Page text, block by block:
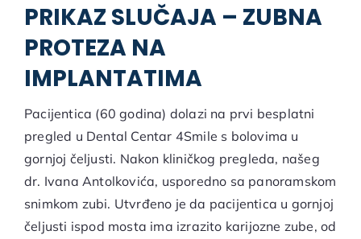
PRIKAZ SLUČAJA – ZUBNA
PROTEZA NA
IMPLANTATIMA
Pacijentica (60 godina) dolazi na prvi besplatni
pregled u Dental Centar 4Smile s bolovima u
gornjoj čeljusti. Nakon kliničkog pregleda, našeg
dr. Ivana Antolkovića, usporedno sa panoramskom
snimkom zubi. Utvrđeno je da pacijentica u gornjoj
čeljusti ispod mosta ima izrazito karijozne zube, od